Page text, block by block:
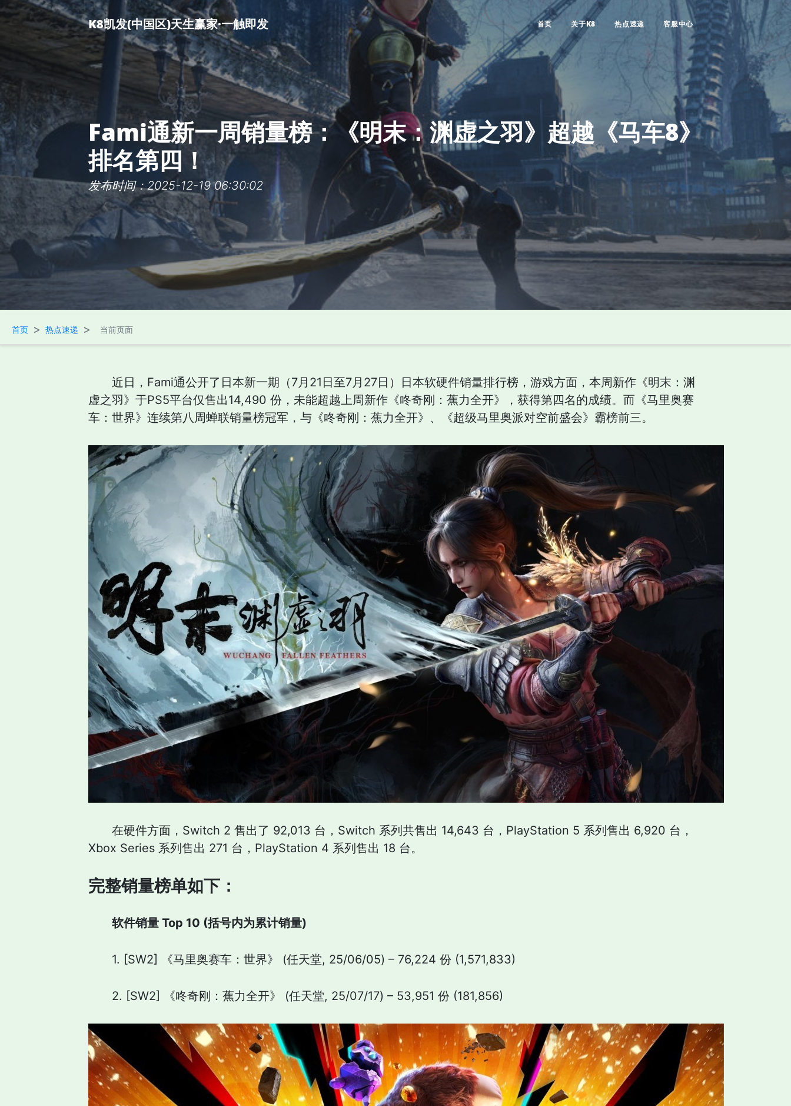
K8凯发(中国区)天生赢家·一触即发 首页 关于K8 热点速递 客服中心
Fami通新一周销量榜：《明末：渊虚之羽》超越《马车8》
排名第四！
发布时间：2025-12-19 06:30:02
首页 > 热点速递 > 当前页面
近日，Fami通公开了日本新一期（7月21日至7月27日）日本软硬件销量排行榜，游戏方面，本周新作《明末：渊
虚之羽》于PS5平台仅售出14,490 份，未能超越上周新作《咚奇刚：蕉力全开》，获得第四名的成绩。而《马里奥赛
车：世界》连续第八周蝉联销量榜冠军，与《咚奇刚：蕉力全开》、《超级马里奥派对空前盛会》霸榜前三。
在硬件方面，Switch 2 售出了 92,013 台，Switch 系列共售出 14,643 台，PlayStation 5 系列售出 6,920 台，
Xbox Series 系列售出 271 台，PlayStation 4 系列售出 18 台。
完整销量榜单如下：
软件销量 Top 10 (括号内为累计销量)
1. [SW2] 《马里奥赛车：世界》 (任天堂, 25/06/05) – 76,224 份 (1,571,833)
2. [SW2] 《咚奇刚：蕉力全开》 (任天堂, 25/07/17) – 53,951 份 (181,856)